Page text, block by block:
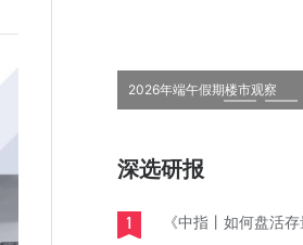
2026年端午假期楼市观察
深选研报
1 《中指丨如何盘活